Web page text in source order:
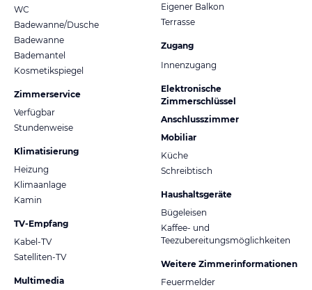
WC
Badewanne/Dusche
Badewanne
Bademantel
Kosmetikspiegel
Zimmerservice
Verfügbar
Stundenweise
Klimatisierung
Heizung
Klimaanlage
Kamin
TV-Empfang
Kabel-TV
Satelliten-TV
Multimedia
Eigener Balkon
Terrasse
Zugang
Innenzugang
Elektronische
Zimmerschlüssel
Anschlusszimmer
Mobiliar
Küche
Schreibtisch
Haushaltsgeräte
Bügeleisen
Kaffee- und
Teezubereitungsmöglichkeiten
Weitere Zimmerinformationen
Feuermelder